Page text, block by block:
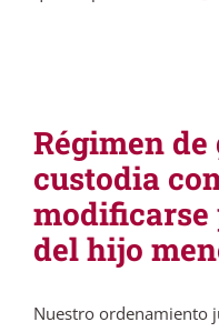
Régimen
custodia
del hijo
Nuestro ordenamiento